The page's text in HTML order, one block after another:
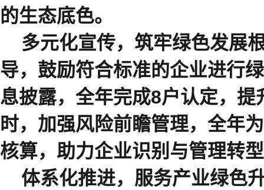
的生态底色。
多元化宣传，筑牢绿色发展
导，鼓励符合标准的企业进行
息披露，全年完成8户认定，提
时，加强风险前瞻管理，全年为
核算，助力企业识别与管理转
体系化推进，服务产业绿色